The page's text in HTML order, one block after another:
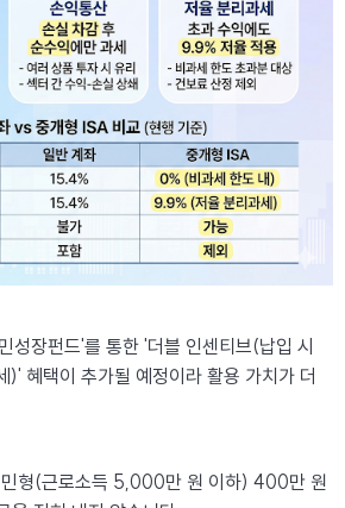
성장펀드'를 통한 '더블 인센티브(납입 시
혜택이 추가될 예정이라 활용 가치가 더
형(근로소득 5,000만 원 이하) 400만 원